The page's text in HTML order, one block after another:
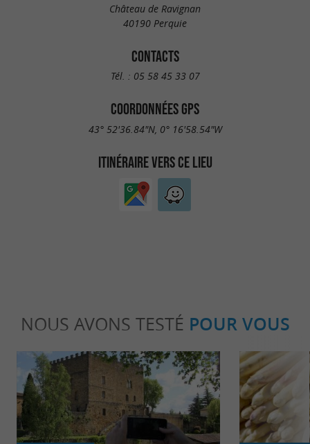
Château de Ravignan
40190 Perquie
CONTACTS
Tél. : 05 58 45 33 07
COORDONNÉES GPS
43° 52'36.84"N, 0° 16'58.54"W
ITINÉRAIRE VERS CE LIEU
NOUS AVONS TESTÉ POUR VOUS